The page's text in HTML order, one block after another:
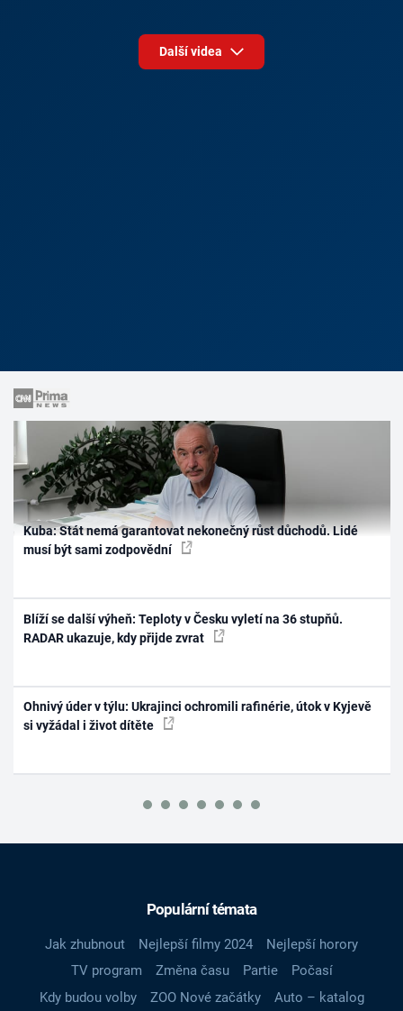
Další videa
Kuba: Stát nemá garantovat nekonečný růst důchodů. Lidé
musí být sami zodpovědní
Blíží se další výheň: Teploty v Česku vyletí na 36 stupňů.
RADAR ukazuje, kdy přijde zvrat
Ohnivý úder v týlu: Ukrajinci ochromili rafinérie, útok v Kyjevě
si vyžádal i život dítěte
Populární témata
Jak zhubnout Nejlepší filmy 2024
Nejlepší horory
TV program
Změna času Partie
Počasí
Kdy budou volby
ZOO Nové začátky
Auto – katalog